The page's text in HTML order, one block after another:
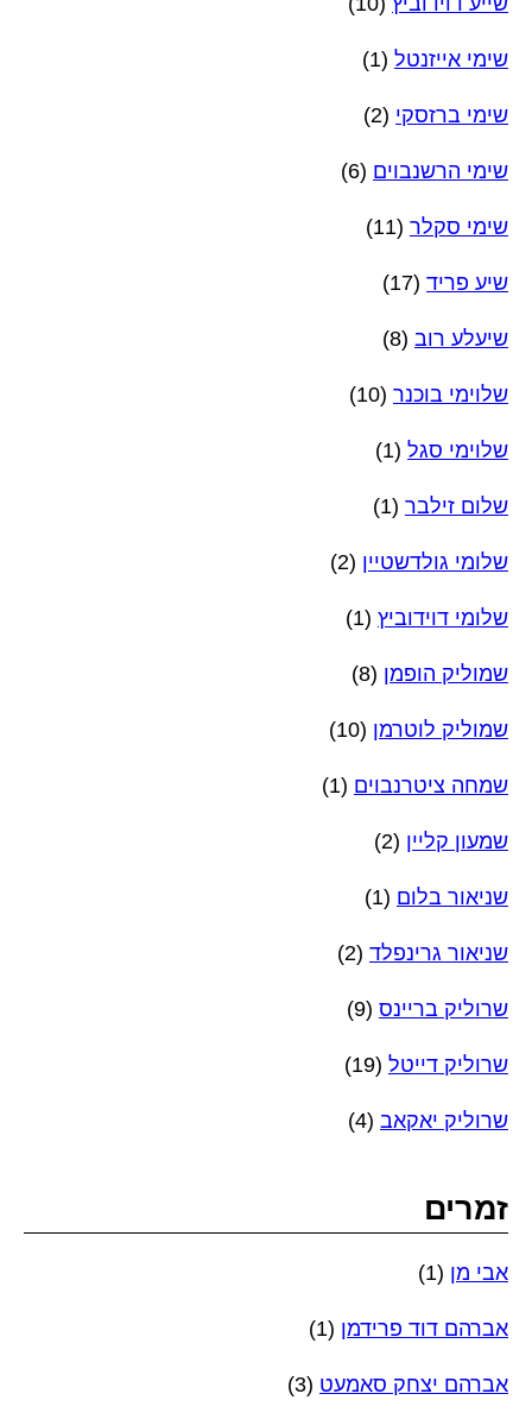
שימי אייזנטל (1)
שימי ברזסקי (2)
שימי הרשנבוים (6)
שימי סקלר (11)
שיע פריד (17)
שיעלע רוב (8)
שלוימי בוכנר (10)
שלוימי סגל (1)
שלום זילבר (1)
שלומי גולדשטיין (2)
שלומי דוידוביץ (1)
שמוליק הופמן (8)
שמוליק לוטרמן (10)
שמחה ציטרנבוים (1)
שמעון קליין (2)
שניאור בלום (1)
שניאור גרינפלד (2)
שרוליק בריינס (9)
שרוליק דייטל (19)
שרוליק יאקאב (4)
זמרים
אבי מן (1)
אברהם דוד פרידמן (1)
אברהם יצחק סאמעט (3)